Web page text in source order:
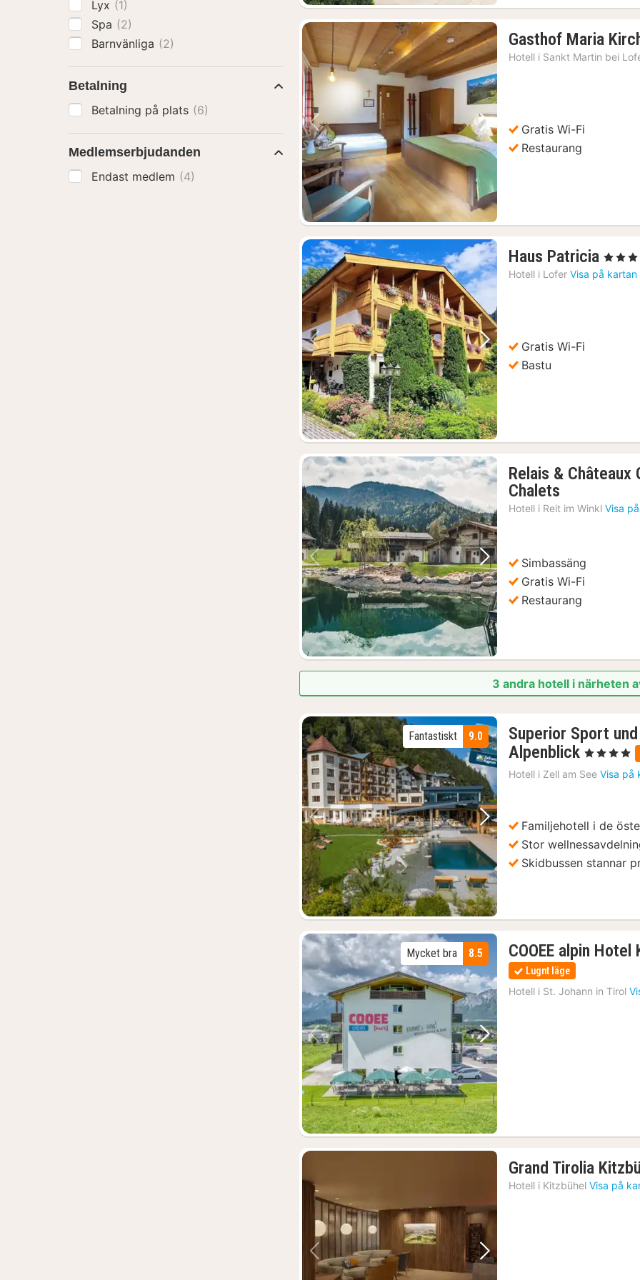
Föregående bild Nästa bild
Gasthof Maria
Hotell i Sankt Martin bei
Gratis Wi-Fi
Restaurang
Föregående bild Nästa bild
Haus Patricia 1
natt
, 3 Stjärnor
Hotell i Lofer Visa på kartan
Gratis Wi-Fi
Bastu
Föregående bild Nästa bild
Relais & Châteaux
Chalets
natt
kr.
Hotell i Reit im Winkl Visa
Simbassäng
Gratis Wi-Fi
Restaurang
3 andra hotell i närheten
Föregående bild Nästa bild
9.0
Fantastiskt
Superior Sport
Alpenblick 2
nätter
för
kr.
, 4 Stjärnor
Hotell i Zell am See Visa på
Familjehotell i de
Stor
Skidbussen stannar
Föregående bild Nästa bild
8.5
Mycket bra COOEE alpin
Lugnt läge
Hotell i St. Johann in Tirol
Föregående bild Nästa bild
Grand Tirolia
Hotell i Kitzbühel Visa på
Lyx (1)
Spa (2)
Barnvänliga (2)
Betalning
Betalning på plats (6)
Medlemserbjudanden
Endast medlem (4)